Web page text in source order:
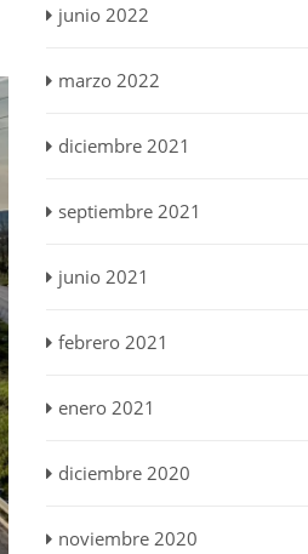
junio 2022
marzo 2022
diciembre 2021
septiembre 2021
junio 2021
febrero 2021
enero 2021
diciembre 2020
noviembre 2020